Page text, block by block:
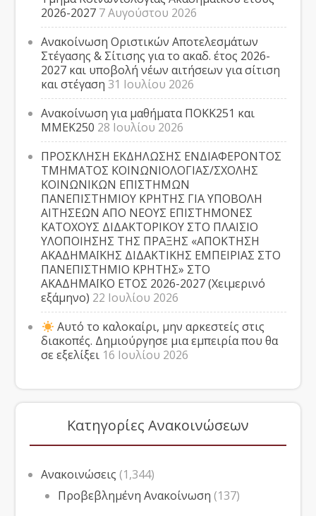
2026-2027 7 Αυγούστου 2026
Ανακοίνωση Οριστικών Αποτελεσμάτων
Στέγασης & Σίτισης για το ακαδ. έτος 2026-
2027 και υποβολή νέων αιτήσεων για σίτιση
και στέγαση 31 Ιουλίου 2026
Ανακοίνωση για μαθήματα ΠΟΚΚ251 και
ΜΜΕΚ250 28 Ιουλίου 2026
ΠΡΟΣΚΛΗΣΗ ΕΚΔΗΛΩΣΗΣ ΕΝΔΙΑΦΕΡΟΝΤΟΣ
ΤΜΗΜΑΤΟΣ ΚΟΙΝΩΝΙΟΛΟΓΙΑΣ/ΣΧΟΛΗΣ
ΚΟΙΝΩΝΙΚΩΝ ΕΠΙΣΤΗΜΩΝ
ΠΑΝΕΠΙΣΤΗΜΙΟΥ ΚΡΗΤΗΣ ΓΙΑ ΥΠΟΒΟΛΗ
ΑΙΤΗΣΕΩΝ ΑΠΟ ΝΕΟΥΣ ΕΠΙΣΤΗΜΟΝΕΣ
ΚΑΤΟΧΟΥΣ ΔΙΔΑΚΤΟΡΙΚΟΥ ΣΤΟ ΠΛΑΙΣΙΟ
ΥΛΟΠΟΙΗΣΗΣ ΤΗΣ ΠΡΑΞΗΣ «ΑΠΟΚΤΗΣΗ
ΑΚΑΔΗΜΑΪΚΗΣ ΔΙΔΑΚΤΙΚΗΣ ΕΜΠΕΙΡΙΑΣ ΣΤΟ
ΠΑΝΕΠΙΣΤΗΜΙΟ ΚΡΗΤΗΣ» ΣΤΟ
ΑΚΑΔΗΜΑΪΚΟ ΕΤΟΣ 2026-2027 (Χειμερινό
εξάμηνο) 22 Ιουλίου 2026
Αυτό το καλοκαίρι, μην αρκεστείς στις
διακοπές. Δημιούργησε μια εμπειρία που θα
σε εξελίξει 16 Ιουλίου 2026
Κατηγορίες Ανακοινώσεων
Ανακοινώσεις (1,344)
Προβεβλημένη Ανακοίνωση (137)